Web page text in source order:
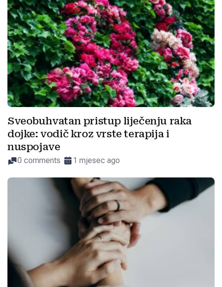
Sveobuhvatan pristup liječenju raka
dojke: vodič kroz vrste terapija i
nuspojave
0 comments 1 mjesec ago